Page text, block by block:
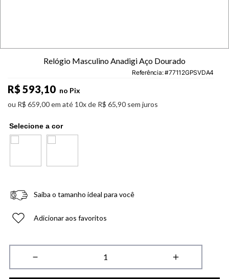
Relógio Masculino Anadigi Aço Dourado
Referência: 77112GPSVDA4
R$593,10 no Pix
ou R$ 659,00em até 10x de R$ 65,90 sem juros
Saiba o tamanho ideal para você
Adicionar aos favoritos
＋
－